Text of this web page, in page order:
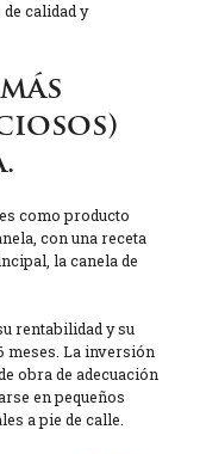
calidad y
como producto
con una receta
la canela de
rentabilidad y su
meses. La inversión
obra de adecuación
en pequeños
a pie de calle.